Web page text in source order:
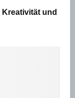
Kreativität und